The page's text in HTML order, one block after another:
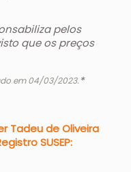
pelos
que os preços
*
em 04/03/2023.
Tadeu de Oliveira
SUSEP: